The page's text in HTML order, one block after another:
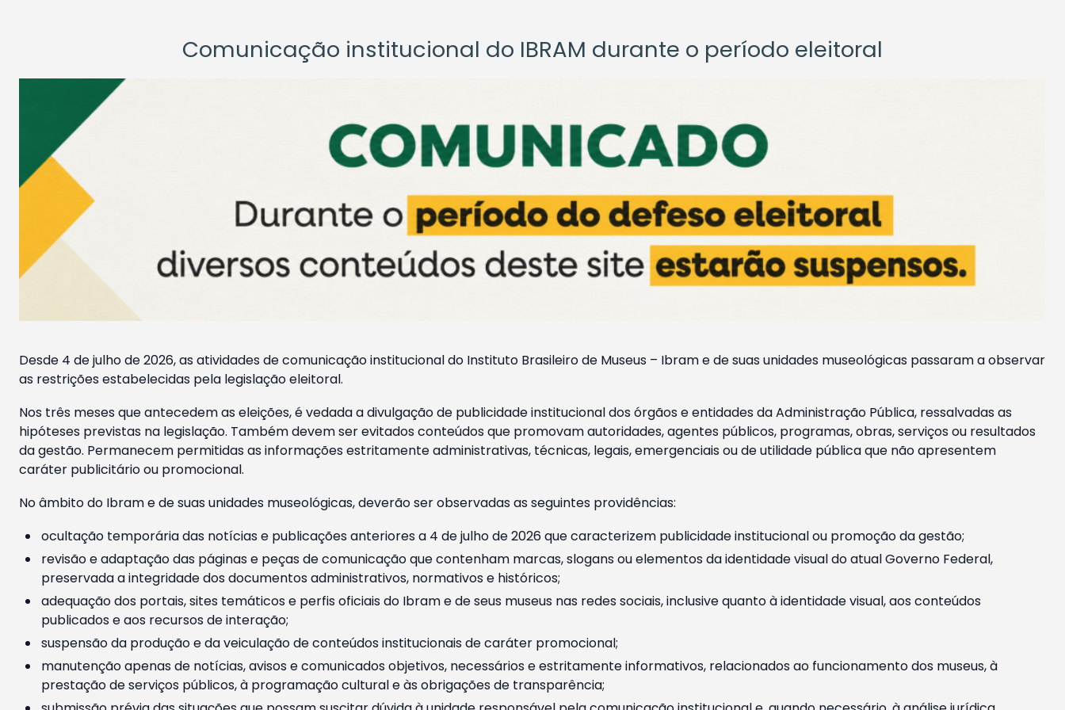
Comunicação institucional do IBRAM durante o período eleitoral
Desde 4 de julho de 2026, as atividades de comunicação institucional do Instituto Brasileiro de Museus – Ibram e de suas unidades museológicas passaram a observar
as restrições estabelecidas pela legislação eleitoral.
Nos três meses que antecedem as eleições, é vedada a divulgação de publicidade institucional dos órgãos e entidades da Administração Pública, ressalvadas as
hipóteses previstas na legislação. Também devem ser evitados conteúdos que promovam autoridades, agentes públicos, programas, obras, serviços ou resultados
da gestão. Permanecem permitidas as informações estritamente administrativas, técnicas, legais, emergenciais ou de utilidade pública que não apresentem
caráter publicitário ou promocional.
No âmbito do Ibram e de suas unidades museológicas, deverão ser observadas as seguintes providências:
ocultação temporária das notícias e publicações anteriores a 4 de julho de 2026 que caracterizem publicidade institucional ou promoção da gestão;
revisão e adaptação das páginas e peças de comunicação que contenham marcas, slogans ou elementos da identidade visual do atual Governo Federal,
preservada a integridade dos documentos administrativos, normativos e históricos;
adequação dos portais, sites temáticos e perfis oficiais do Ibram e de seus museus nas redes sociais, inclusive quanto à identidade visual, aos conteúdos
publicados e aos recursos de interação;
suspensão da produção e da veiculação de conteúdos institucionais de caráter promocional;
manutenção apenas de notícias, avisos e comunicados objetivos, necessários e estritamente informativos, relacionados ao funcionamento dos museus, à
prestação de serviços públicos, à programação cultural e às obrigações de transparência;